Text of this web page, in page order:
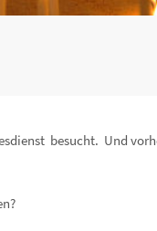
besucht. Und